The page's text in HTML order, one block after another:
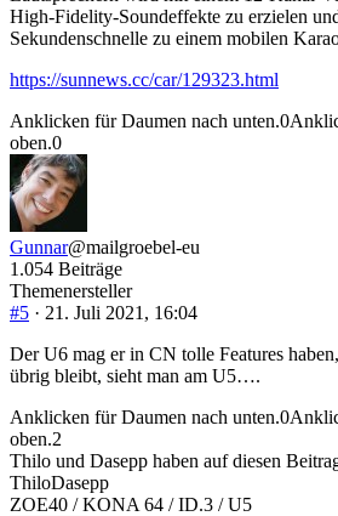
High-Fidelity-Soundeffekte zu erzielen
Sekundenschnelle zu einem mobilen
https://sunnews.cc/car/129323.html
Anklicken für Daumen nach unten.0
oben.0
Gunnar@mailgroebel-eu
1.054 Beiträge
Themenersteller
#5 · 21. Juli 2021, 16:04
Der U6 mag er in CN tolle Features
übrig bleibt, sieht man am U5….
Anklicken für Daumen nach unten.0
oben.2
Thilo und Dasepp haben auf diesen
ThiloDasepp
ZOE40 / KONA 64 / ID.3 / U5